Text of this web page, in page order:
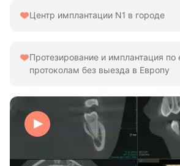
Центр имплантации N1 в городе
Протезирование и имплантация по
протоколам без выезда в Европу